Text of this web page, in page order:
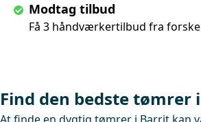
Modtag tilbud
Få 3 håndværkertilbud fra
Find den bedste tømrer